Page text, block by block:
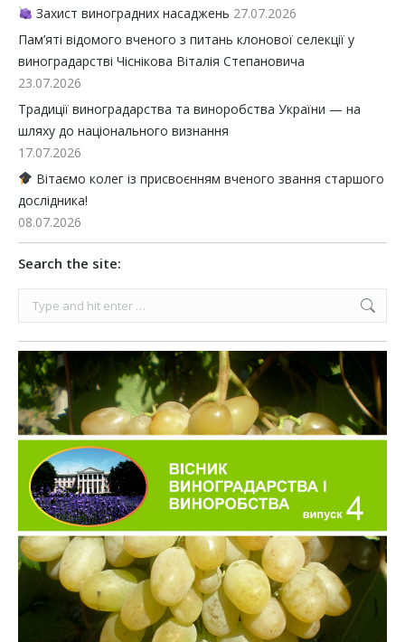
Захист виноградних насаджень 27.07.2026
Пам’яті відомого вченого з питань клонової селекції у
виноградарстві Чіснікова Віталія Степановича
23.07.2026
Традиції виноградарства та виноробства України — на
шляху до національного визнання
17.07.2026
Вітаємо колег із присвоєнням вченого звання старшого
дослідника!
08.07.2026
Search the site: